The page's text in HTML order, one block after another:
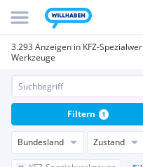
3.293 Anzeigen in KFZ-
Werkzeuge
Bundesland Zustand
Filtern 1